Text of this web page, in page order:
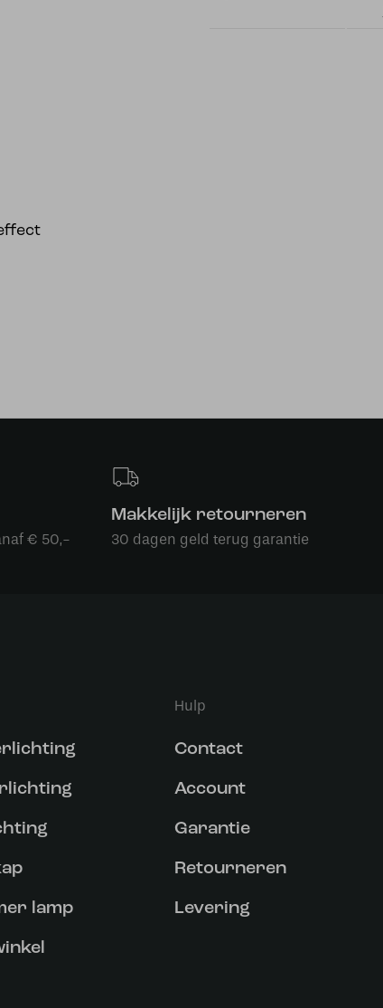
€ 50,-
Makkelijk retourneren
30 dagen geld terug garantie
lamp
Hulp
Contact
Account
Garantie
Retourneren
Levering